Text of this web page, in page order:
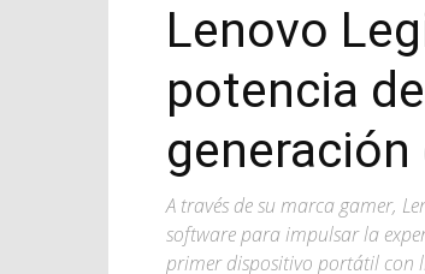
Lenovo
potencia
generación
A través de su marca gamer,
software para impulsar la
primer dispositivo portátil con